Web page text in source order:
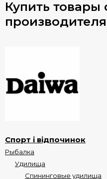
Купить товары
Спорт і відпочинок
Рыбалка
Удилища
Спининговые удилища